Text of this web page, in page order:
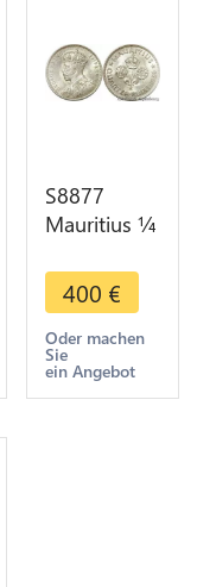
S8877
Mauritius ¼
George V
1934
Argent
Silver UNC !
BU
400 €
Oder machen
Sie
ein Angebot